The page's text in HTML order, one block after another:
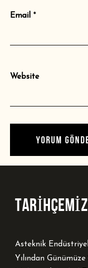
Email *
Website
TARİHÇEMİZ
Asteknik
Yılından